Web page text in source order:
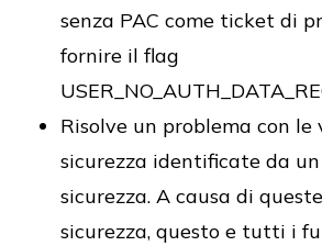
senza PAC come ticket di
fornire il flag
Risolve un problema con
sicurezza identificate da
sicurezza. A causa di
sicurezza, questo e tutti i